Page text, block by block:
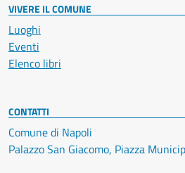
VIVERE IL COMUNE
Luoghi
Eventi
Elenco libri
CONTATTI
Comune di Napoli
Palazzo San Giacomo, Piazza